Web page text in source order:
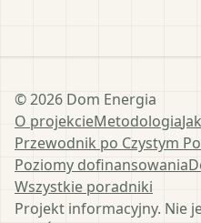
©2026 Dom Energia
O projekcieMetodologia
Przewodnik po Czystym
Poziomy dofinansowania
Wszystkie poradniki
Projekt informacyjny. Nie